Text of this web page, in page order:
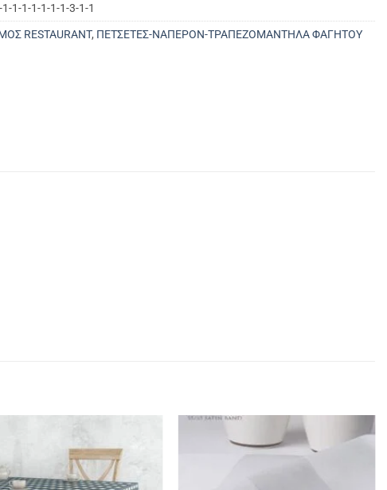
1-1-1-1-1-1-3-1-1
RESTAURANT, ΠΕΤΣΕΤΕΣ-ΝΑΠΕΡΟΝ-ΤΡΑΠΕΖΟΜΑΝΤΗΛΑ ΦΑΓΗΤΟΥ